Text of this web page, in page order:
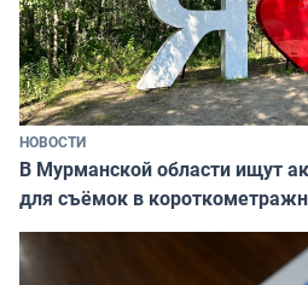
НОВОСТИ
В Мурманской области ищут
для съёмок в